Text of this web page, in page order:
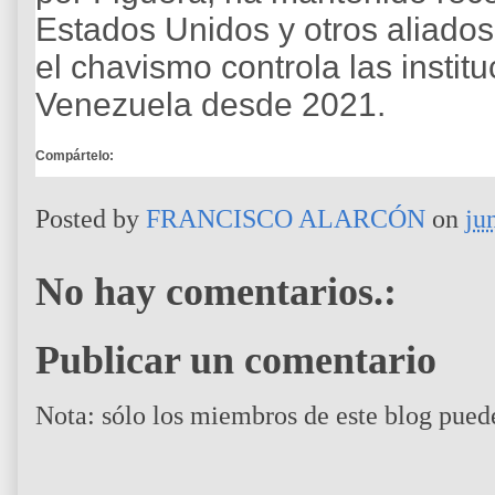
Estados Unidos y otros
el chavismo controla las
Venezuela desde 2021.
Compártelo:
Posted by FRANCISCO ALARCÓN on
No hay comentarios.:
Publicar un comentario
Nota: sólo los miembros de este blog